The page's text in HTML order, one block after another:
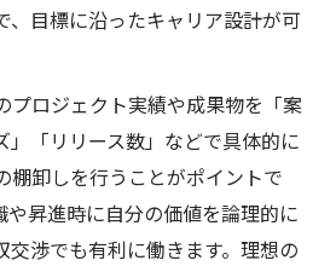
、目標に沿ったキャリア設計が可
プロジェクト実績や成果物を「案
」「リリース数」などで具体的に
棚卸しを行うことがポイントで
や昇進時に自分の価値を論理的に
交渉でも有利に働きます。理想の